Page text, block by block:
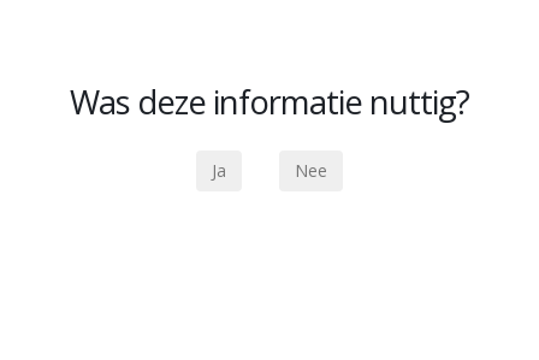
Was deze informatie nuttig?